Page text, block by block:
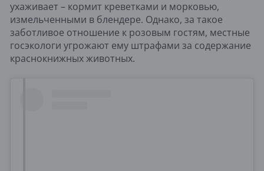
ухаживает – кормит креветками и морковью,
измельченными в блендере. Однако, за такое
заботливое отношение к розовым гостям, местные
госэкологи угрожают ему штрафами за содержание
краснокнижных животных.